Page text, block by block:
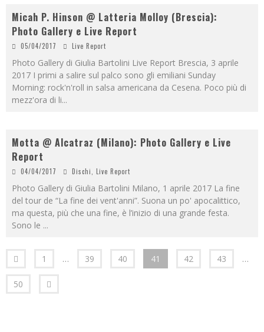
Micah P. Hinson @ Latteria Molloy (Brescia):
Photo Gallery e Live Report
05/04/2017 Live Report
Photo Gallery di Giulia Bartolini Live Report Brescia, 3 aprile
2017 I primi a salire sul palco sono gli emiliani Sunday
Morning: rock'n'roll in salsa americana da Cesena. Poco più di
mezz'ora di li...
Motta @ Alcatraz (Milano): Photo Gallery e Live
Report
04/04/2017 Dischi Live Report
Photo Gallery di Giulia Bartolini Milano, 1 aprile 2017 La fine
del tour de “La fine dei vent'anni”. Suona un po' apocalittico,
ma questa, più che una fine, è l’inizio di una grande festa.
Sono le ...
1 … 39 40 41 42 43 …
50